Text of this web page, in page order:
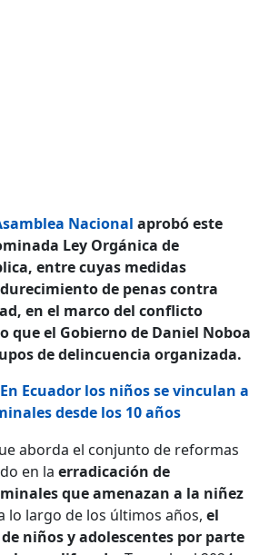
Nacional aprobó este
Ley Orgánica de
entre cuyas medidas
de penas contra
en el marco del conflicto
que el Gobierno de Daniel Noboa
de delincuencia organizada.
En Ecuador los niños se vinculan a
desde los 10 años
aborda el conjunto de reformas
en la erradicación de
que amenazan a la niñez
lo largo de los últimos años,el
niños y adolescentes por parte